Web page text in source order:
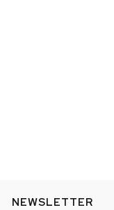
NEWSLETTER